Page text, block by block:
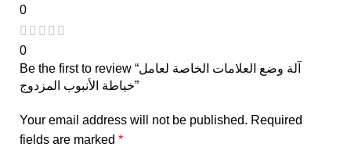
0
0
Be the first to review “آلة وضع العلامات الخاصة لعامل
خياطة الأنبوب المزدوج”
Your email address will not be published. Required
fields are marked *